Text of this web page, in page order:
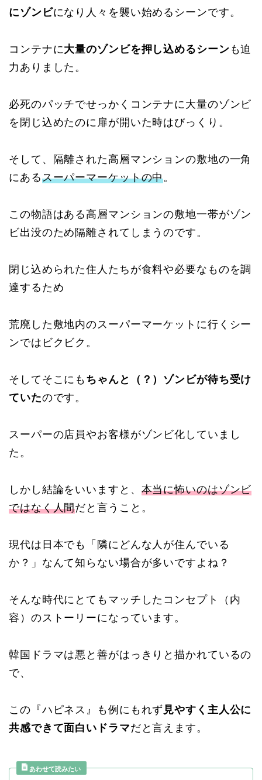
にゾンビになり人々を襲い始めるシーンです。
コンテナに大量のゾンビを押し込めるシーン も迫
力ありました。
必死のパッチでせっかくコンテナに大量のゾンビ
を閉じ込めたのに扉が開いた時はびっくり。
そして、隔離された高層マンションの敷地の一角
にあるスーパーマーケットの中。
この物語はある高層マンションの敷地一帯がゾン
ビ出没のため隔離されてしまうのです。
閉じ込められた住人たちが食料や必要なものを調
達するため
荒廃した敷地内のスーパーマーケットに行くシー
ンではビクビク。
そしてそこにも ちゃんと（？）ゾンビが待ち受け
ていたのです。
スーパーの店員やお客様がゾンビ化していまし
た。
しかし結論をいいますと、 本当に怖いのはゾンビ
ではなく人間だと言うこと。
現代は日本でも「隣にどんな人が住んでいる
か？」なんて知らない場合が多いですよね？
そんな時代にとてもマッチしたコンセプト（内
容）のストーリーになっています。
韓国ドラマは悪と善がはっきりと描かれているの
で、
この『ハピネス』も例にもれず 見やすく主人公に
共感できて面白いドラマだと言えます。